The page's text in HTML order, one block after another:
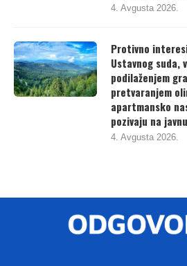
4. Avgusta 2026.
Protivno
Ustavnog suda,
podilaženjem
pretvaranjem
apartmansko
pozivaju na
4. Avgusta 2026.